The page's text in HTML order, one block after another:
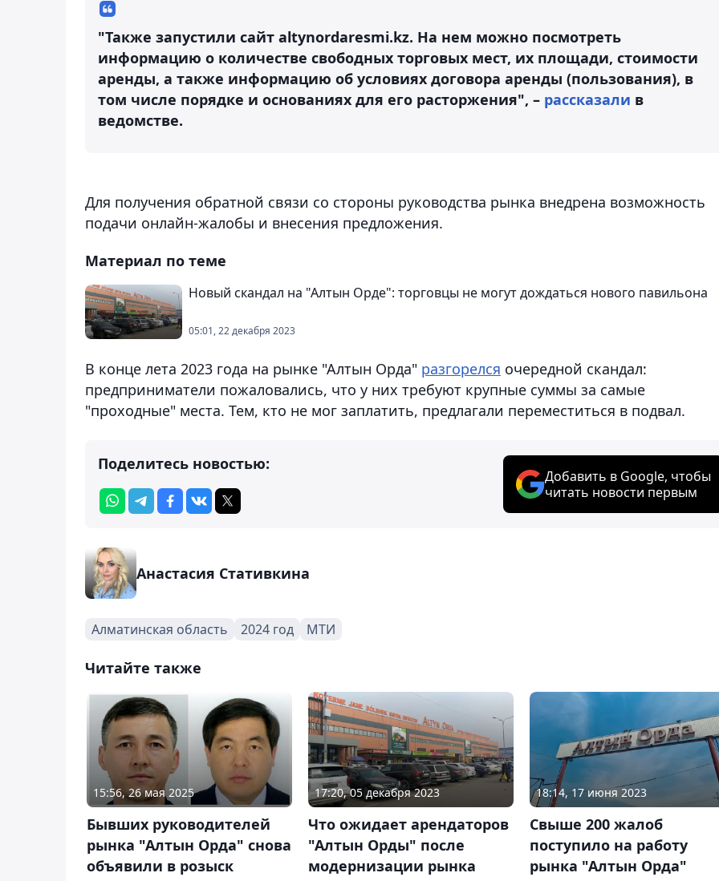
"Также запустили сайт altynordaresmi.kz. На нем можно посмотреть
информацию о количестве свободных торговых мест, их площади, стоимости
аренды, а также информацию об условиях договора аренды (пользования), в
том числе порядке и основаниях для его расторжения", – рассказали в
ведомстве.
Для получения обратной связи со стороны руководства рынка внедрена возможность
подачи онлайн-жалобы и внесения предложения.
Материал по теме
Новый скандал на "Алтын Орде": торговцы не могут дождаться нового павильона
05:01, 22 декабря 2023
В конце лета 2023 года на рынке "Алтын Орда" разгорелся очередной скандал:
предприниматели пожаловались, что у них требуют крупные суммы за самые
"проходные" места. Тем, кто не мог заплатить, предлагали переместиться в подвал.
Поделитесь новостью:
Добавить в Google, чтобы
читать новости первым
Анастасия Стативкина
Алматинская область 2024 год МТИ
Читайте также
15:56, 26 мая 2025
Бывших руководителей
рынка "Алтын Орда" снова
объявили в розыск
17:20, 05 декабря 2023
Что ожидает арендаторов
"Алтын Орды" после
модернизации рынка
18:14, 17 июня 2023
Свыше 200 жалоб
поступило на работу
рынка "Алтын Орда"